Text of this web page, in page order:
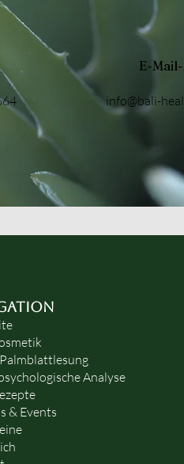
E-
info@bali-
Analyse
& Events